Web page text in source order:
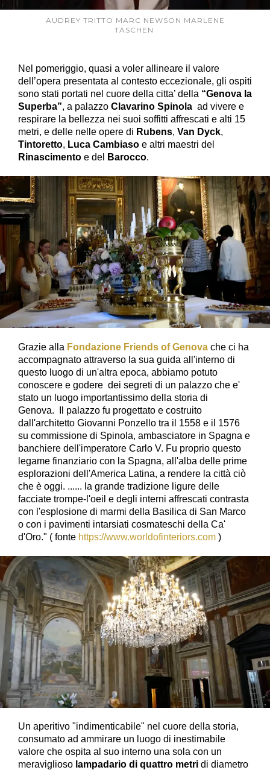
AUDREY TRITTO MARC NEWSON MARLENE
TASCHEN
Nel pomeriggio, quasi a voler allineare il valore
dell’opera presentata al contesto eccezionale, gli ospiti
sono stati portati nel cuore della citta’ della “Genova la
Superba”, a palazzo Clavarino Spinola ad vivere e
respirare la bellezza nei suoi soffitti affrescati e alti 15
metri, e delle nelle opere di Rubens, Van Dyck,
Tintoretto, Luca Cambiaso e altri maestri del
Rinascimento e del Barocco.
Grazie alla Fondazione Friends of Genova che ci ha
accompagnato attraverso la sua guida all'interno di
questo luogo di un'altra epoca, abbiamo potuto
conoscere e godere dei segreti di un palazzo che e'
stato un luogo importantissimo della storia di
Genova.
Il palazzo fu progettato e costruito
dall'architetto Giovanni Ponzello tra il 1558 e il 1576
su commissione di Spinola, ambasciatore in Spagna e
banchiere dell'imperatore Carlo V. Fu proprio questo
legame finanziario con la Spagna, all'alba delle prime
esplorazioni dell'America Latina, a rendere la città ciò
che è oggi. ...... la grande tradizione ligure delle
facciate trompe-l'oeil e degli interni affrescati contrasta
con l'esplosione di marmi della Basilica di San Marco
o con i pavimenti intarsiati cosmateschi della Ca'
d'Oro." ( fonte https://www.worldofinteriors.com )
Un aperitivo "indimenticabile" nel cuore della storia,
consumato ad ammirare un luogo di inestimabile
valore che ospita al suo interno una sola con un
meraviglioso lampadario di quattro metri di diametro